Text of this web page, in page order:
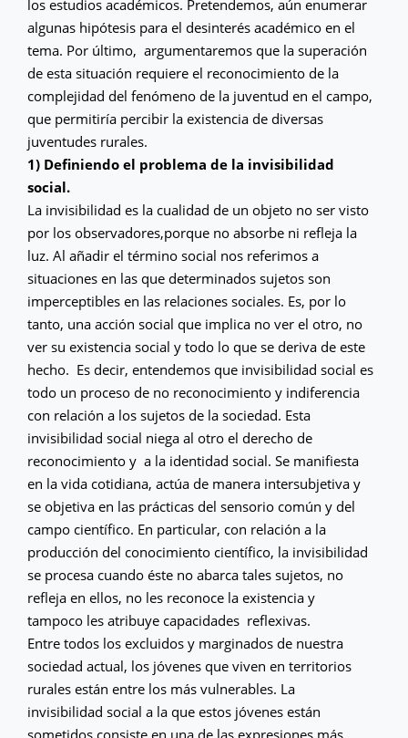
los estudios académicos. Pretendemos, aún enumerar
algunas hipótesis para el desinterés académico en el
tema. Por último, argumentaremos que la superación
de esta situación requiere el reconocimiento de la
complejidad del fenómeno de la juventud en el campo,
que permitiría percibir la existencia de diversas
juventudes rurales.
1) Definiendo el problema de la invisibilidad
social.
La invisibilidad es la cualidad de un objeto no ser visto
por los observadores,porque no absorbe ni refleja la
luz. Al añadir el término social nos referimos a
situaciones en las que determinados sujetos son
imperceptibles en las relaciones sociales. Es, por lo
tanto, una acción social que implica no ver el otro, no
ver su existencia social y todo lo que se deriva de este
hecho. Es decir, entendemos que invisibilidad social es
todo un proceso de no reconocimiento y indiferencia
con relación a los sujetos de la sociedad. Esta
invisibilidad social niega al otro el derecho de
reconocimiento y a la identidad social. Se manifiesta
en la vida cotidiana, actúa de manera intersubjetiva y
se objetiva en las prácticas del sensorio común y del
campo científico. En particular, con relación a la
producción del conocimiento científico, la invisibilidad
se procesa cuando éste no abarca tales sujetos, no
refleja en ellos, no les reconoce la existencia y
tampoco les atribuye capacidades reflexivas.
Entre todos los excluidos y marginados de nuestra
sociedad actual, los jóvenes que viven en territorios
rurales están entre los más vulnerables. La
invisibilidad social a la que estos jóvenes están
sometidos consiste en una de las expresiones más